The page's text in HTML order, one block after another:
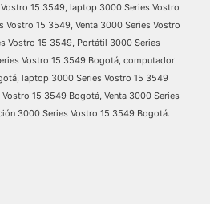
15 3549, laptop 3000 Series Vostro
Vostro 15 3549, Venta 3000 Series Vostro
Vostro 15 3549, Portátil 3000 Series
Vostro 15 3549 Bogotá, computador
laptop 3000 Series Vostro 15 3549
15 3549 Bogotá, Venta 3000 Series
3000 Series Vostro 15 3549 Bogotá.